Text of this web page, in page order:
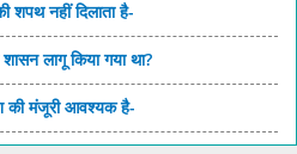
शपथ नहीं दिलाता है-
शासन लागू किया गया था?
की मंजूरी आवश्यक है-